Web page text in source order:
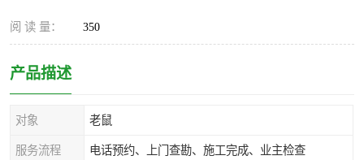
阅 读 量： 350
产品描述
对象 老鼠
服务流程 电话预约、上门查勘、施工完成、业主检查